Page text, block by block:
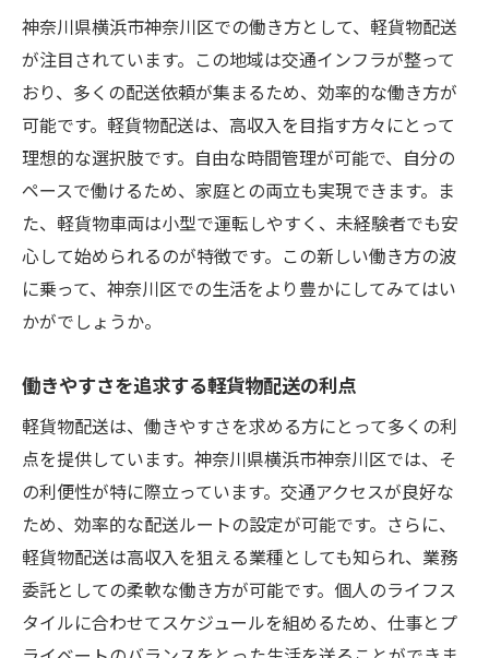
神奈川県横浜市神奈川区での働き方として、軽貨物配送
が注目されています。この地域は交通インフラが整って
おり、多くの配送依頼が集まるため、効率的な働き方が
可能です。軽貨物配送は、高収入を目指す方々にとって
理想的な選択肢です。自由な時間管理が可能で、自分の
ペースで働けるため、家庭との両立も実現できます。ま
た、軽貨物車両は小型で運転しやすく、未経験者でも安
心して始められるのが特徴です。この新しい働き方の波
に乗って、神奈川区での生活をより豊かにしてみてはい
かがでしょうか。
働きやすさを追求する軽貨物配送の利点
軽貨物配送は、働きやすさを求める方にとって多くの利
点を提供しています。神奈川県横浜市神奈川区では、そ
の利便性が特に際立っています。交通アクセスが良好な
ため、効率的な配送ルートの設定が可能です。さらに、
軽貨物配送は高収入を狙える業種としても知られ、業務
委託としての柔軟な働き方が可能です。個人のライフス
タイルに合わせてスケジュールを組めるため、仕事とプ